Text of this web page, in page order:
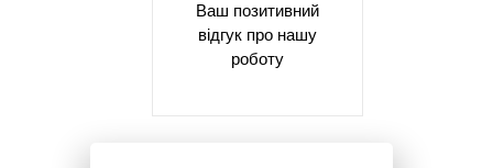
Ваш позитивний
відгук про нашу
роботу